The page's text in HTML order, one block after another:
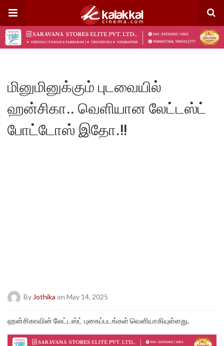
மினுமினுக்கும் புடவையில்
ஹன்சிகா.. வெளியான லேட்டஸ்ட்
போட்டோஸ் இதோ.!!
By Jothika on May 14, 2025
ஹன்சிகாவின் லேட்டஸ்ட் புகைப்படங்கள் வெளியாகியுள்ளது.